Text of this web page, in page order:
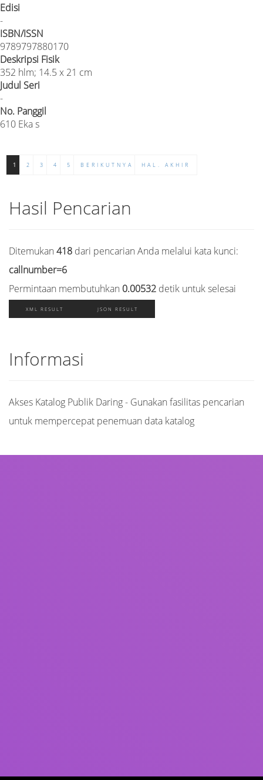
Edisi
-
ISBN/ISSN
9789797880170
Deskripsi Fisik
352 hlm; 14.5 x 21 cm
Judul Seri
-
No. Panggil
610 Eka s
1 2 3 4 5 BERIKUTNYA HAL. AKHIR
Hasil Pencarian
Ditemukan 418 dari pencarian Anda melalui kata kunci:
callnumber=6
Permintaan membutuhkan 0.00532 detik untuk selesai
XML RESULT JSON RESULT
Informasi
Akses Katalog Publik Daring - Gunakan fasilitas pencarian
untuk mempercepat penemuan data katalog